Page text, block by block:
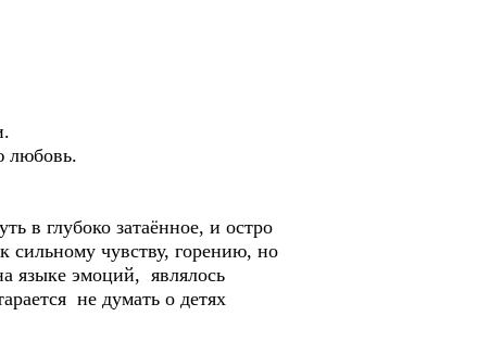
любовь.
в глубоко затаённое, и остро
сильному чувству, горению, но
языке эмоций, являлось
не думать о детях